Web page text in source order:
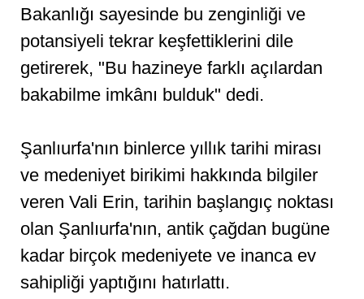
Bakanlığı sayesinde bu zenginliği ve
potansiyeli tekrar keşfettiklerini dile
getirerek, "Bu hazineye farklı açılardan
bakabilme imkânı bulduk" dedi.
Şanlıurfa'nın binlerce yıllık tarihi mirası
ve medeniyet birikimi hakkında bilgiler
veren Vali Erin, tarihin başlangıç noktası
olan Şanlıurfa'nın, antik çağdan bugüne
kadar birçok medeniyete ve inanca ev
sahipliği yaptığını hatırlattı.